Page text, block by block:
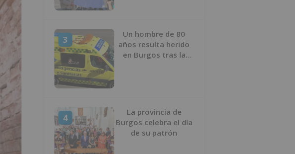
3
Un hombre de 80
años resulta herido
en Burgos tras la
4
La provincia de
Burgos celebra el día
de su patrón